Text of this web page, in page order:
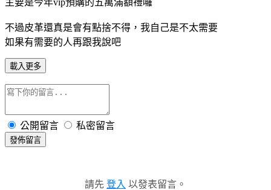
不過皮革還真是會有點捨不得，我自己是不太需要
如果有需要的人再跟我說吧
載入更多
公開留言 私密留言
發佈留言
請先 登入 以發表留言。